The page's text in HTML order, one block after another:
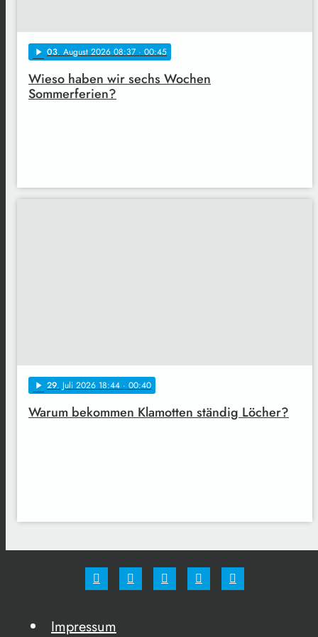
play_arrow 03. August 2026 08:37 · 00:45
Wieso haben wir sechs Wochen
Sommerferien?
play_arrow 29. Juli 2026 18:44 · 00:40
Warum bekommen Klamotten ständig Löcher?
Impressum